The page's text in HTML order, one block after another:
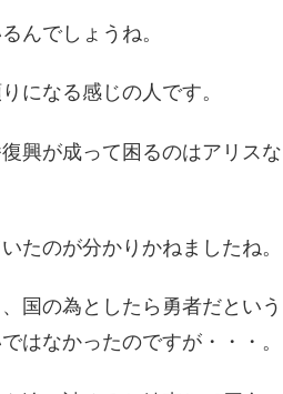
んでしょうね。
になる感じの人です。
興が成って困るのはアリスな
たのが分かりかねましたね。
国の為としたら勇者だという
はなかったのですが・・・。